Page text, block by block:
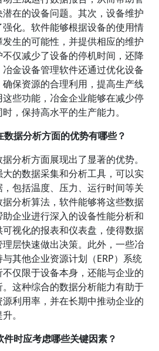
在的设备问题。其次，设备维护
化。软件能够根据设备的使用情
生的可能性，并提供相应的维护
仅减少了设备的停机时间，还降
金设备管理软件还通过优化设备
保资源的合理利用，提高生产线
些功能，冶金企业能够在减少停
，保持高水平的生产能力。
据分析方面的优势有哪些？
分析方面展现出了显著的优势。
的数据采集和分析工具，可以实
包括温度、压力、运行时间等关
分析算法，软件能够将这些数据
企业进行深入的设备性能分析和
视化的报表和仪表盘，使得数据
层快速做出决策。此外，一些冶
其他企业资源计划（ERP）系统
仅限于设备本身，还能与企业的
这种综合的数据分析能力有助于
利用率，并在长期中推动企业的
。
时应考虑哪些关键因素？